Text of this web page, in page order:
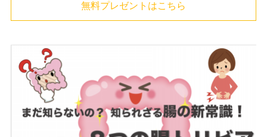
無料プレゼントはこちら